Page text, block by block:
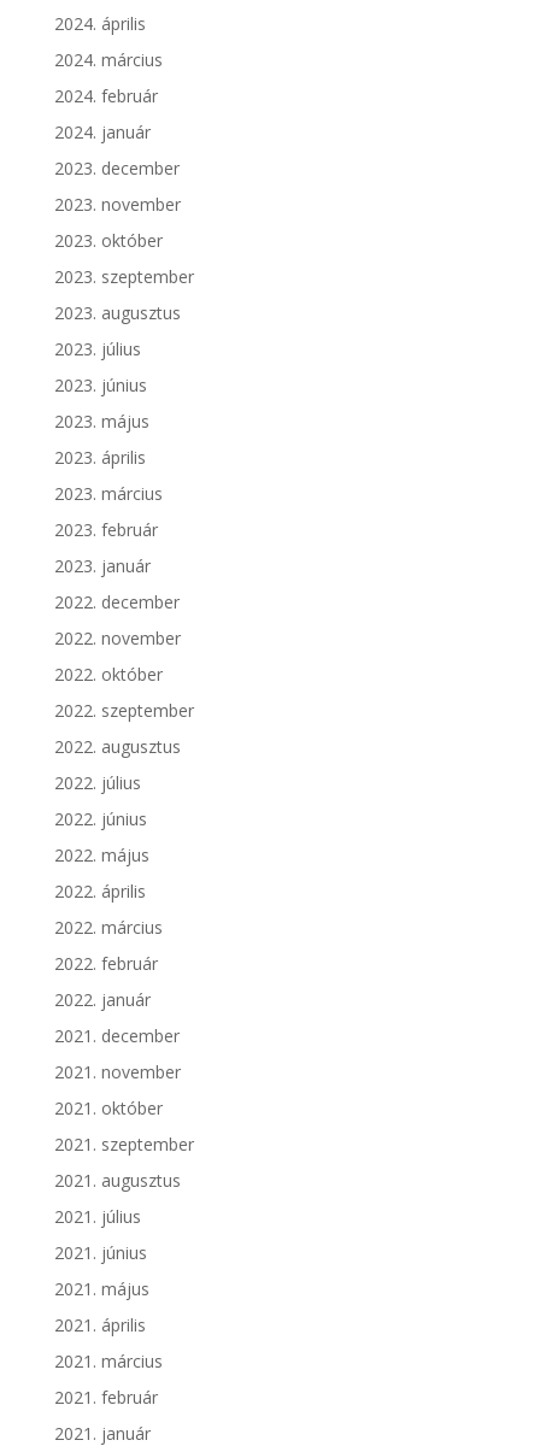
2024. április
2024. március
2024. február
2024. január
2023. december
2023. november
2023. október
2023. szeptember
2023. augusztus
2023. július
2023. június
2023. május
2023. április
2023. március
2023. február
2023. január
2022. december
2022. november
2022. október
2022. szeptember
2022. augusztus
2022. július
2022. június
2022. május
2022. április
2022. március
2022. február
2022. január
2021. december
2021. november
2021. október
2021. szeptember
2021. augusztus
2021. július
2021. június
2021. május
2021. április
2021. március
2021. február
2021. január